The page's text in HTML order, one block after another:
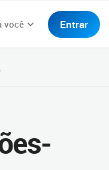
você Entrar